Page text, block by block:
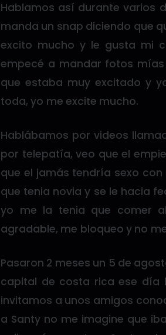
Hablamos así durante varios
manda un snap diciendo que
excito mucho y le gusta mi
empecé a mandar fotos
que estaba muy excitado y
toda, yo me excite mucho.
Hablábamos por videos
por telepatía, veo que el
que el jamás tendría sexo
que tenia novia y se le hacia
yo me la tenia que comer
agradable, me bloqueo y no
Pasaron 2 meses un 5 de
capital de costa rica ese día
invitamos a unos amigos
a Santy no me imagine que